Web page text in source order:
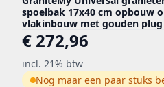
spoelbak 17x40 cm opbouw
vlakinbouw met gouden plug
€ 272,96
incl. 21% btw
Nog maar een paar stuks